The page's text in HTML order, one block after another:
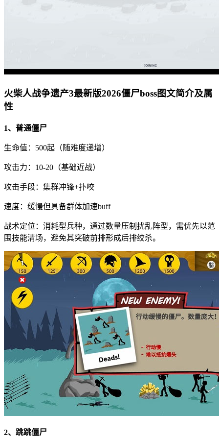
火柴人战争遗产3最新版2026僵尸boss图文简介及属
性
1、普通僵尸
生命值：500起（随难度递增）
攻击力：10-20（基础近战）
攻击手段：集群冲锋+扑咬
速度：缓慢但具备群体加速buff
战术定位：消耗型兵种，通过数量压制扰乱阵型，需优先以范
围技能清场，避免其突破前排形成后排绞杀。
2、跳跳僵尸